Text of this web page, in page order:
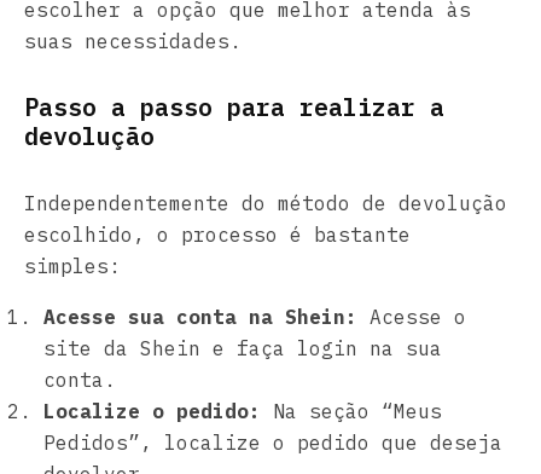
escolher a opção que melhor atenda às
suas necessidades.
Passo a passo para realizar a
devolução
Independentemente do método de devolução
escolhido, o processo é bastante
simples:
Acesse sua conta na Shein:
Acesse o
site da Shein e faça login na sua
conta.
Localize o pedido:
Na seção “Meus
Pedidos”, localize o pedido que deseja